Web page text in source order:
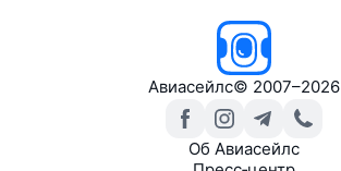
Авиасейлс© 2007–2026
Об Авиасейлс